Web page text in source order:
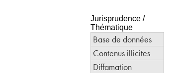
Jurisprudence /
Thématique
Base de données
Contenus illicites
Diffamation